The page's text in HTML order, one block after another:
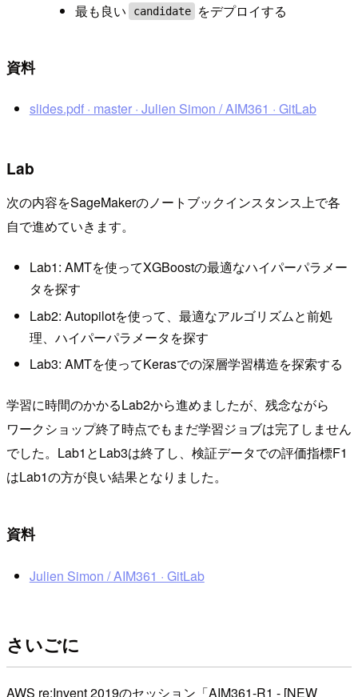
最も良い
candidate をデプロイする
資料
slides.pdf · master · Julien Simon / AIM361 · GitLab
Lab
次の内容をSageMakerのノートブックインスタンス上で各
自で進めていきます。
Lab1: AMTを使ってXGBoostの最適なハイパーパラメー
タを探す
Lab2: Autopilotを使って、最適なアルゴリズムと前処
理、ハイパーパラメータを探す
Lab3: AMTを使ってKerasでの深層学習構造を探索する
学習に時間のかかるLab2から進めましたが、残念ながら
ワークショップ終了時点でもまだ学習ジョブは完了しません
でした。Lab1とLab3は終了し、検証データでの評価指標F1
はLab1の方が良い結果となりました。
資料
Julien Simon / AIM361 · GitLab
さいごに
AWS re:Invent 2019のセッション「AIM361-R1 - [NEW